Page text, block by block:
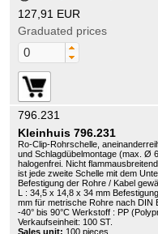
127,91 EUR
Graduated prices
796.231
Kleinhuis 796.231
Ro-Clip-Rohrschelle,
und Schlagdübelmontage (max. Ø
halogenfrei. Nicht
ist jede zweite Schelle mit dem
Befestigung der Rohre / Kabel
L : 34,5 x 14,8 x 34 mm
mm für metrische Rohre nach DIN
-40° bis 90°C Werkstoff : PP
Verkaufseinheit: 100 ST.
Sales unit: 100 pieces